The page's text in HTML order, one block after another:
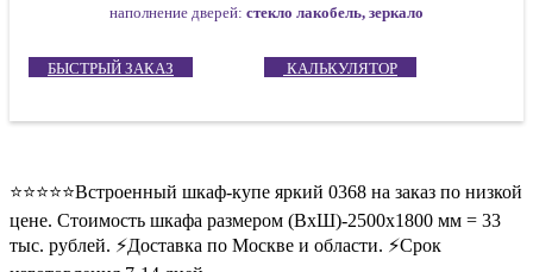
наполнение дверей: стекло лакобель, зеркало
БЫСТРЫЙ ЗАКАЗ КАЛЬКУЛЯТОР
⭐️⭐️⭐️⭐️⭐️Встроенный шкаф-купе яркий 0368 на заказ по низкой
цене. Стоимость шкафа размером (ВхШ)-2500х1800 мм = 33
тыс. рублей. ⚡️Доставка по Москве и области. ⚡️Срок